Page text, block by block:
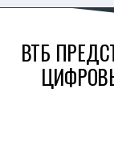
ВТБ